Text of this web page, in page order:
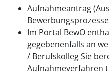
Aufnahmeantrag
Im Portal BewO
gegebenenfalls an
/ Berufskolleg Sie
Aufnahmeverfahren